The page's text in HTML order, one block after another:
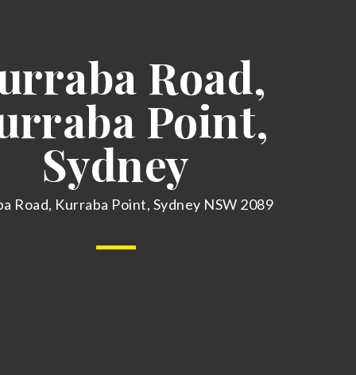
Road,
Point,
Sydney
Road, Kurraba Point, Sydney NSW 2089